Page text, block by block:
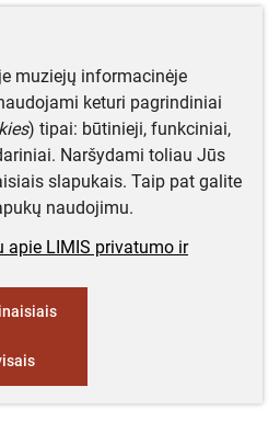
muziejų informacinėje
keturi pagrindiniai
) tipai: būtinieji, funkciniai,
Naršydami toliau Jūs
slapukais. Taip pat galite
naudojimu.
apie LIMIS privatumo ir